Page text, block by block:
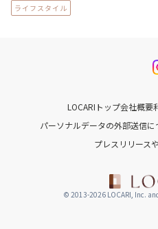
ライフスタイル
LOCARIトップ会社概要
パーソナルデータの外部送信に
プレスリリース
© 2013-2026 LOCARI, Inc.